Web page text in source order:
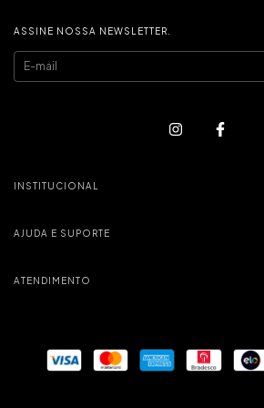
ASSINE NOSSA NEWSLETTER.
INSTITUCIONAL
AJUDA E SUPORTE
ATENDIMENTO